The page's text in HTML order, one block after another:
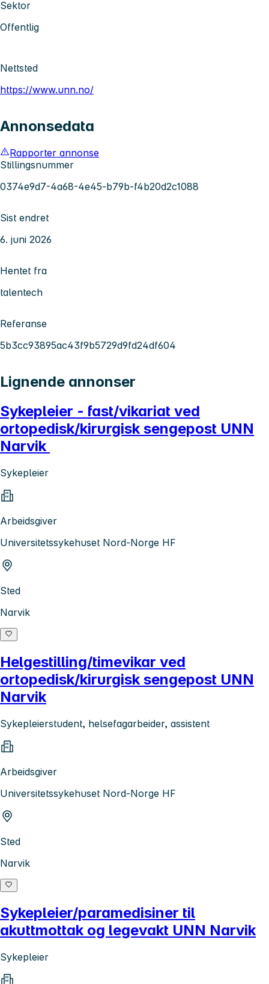
Sektor
Offentlig
Nettsted
https://www.unn.no/
Annonsedata
Rapporter annonse
Stillingsnummer
0374e9d7-4a68-4e45-b79b-f4b20d2c1088
Sist endret
6. juni 2026
Hentet fra
talentech
Referanse
5b3cc93895ac43f9b5729d9fd24df604
Lignende annonser
Sykepleier - fast/vikariat ved
ortopedisk/kirurgisk sengepost UNN
Narvik
Sykepleier
Arbeidsgiver
Universitetssykehuset Nord-Norge HF
Sted
Narvik
Helgestilling/timevikar ved
ortopedisk/kirurgisk sengepost UNN
Narvik
Sykepleierstudent, helsefagarbeider, assistent
Arbeidsgiver
Universitetssykehuset Nord-Norge HF
Sted
Narvik
Sykepleier/paramedisiner til
akuttmottak og legevakt UNN Narvik
Sykepleier